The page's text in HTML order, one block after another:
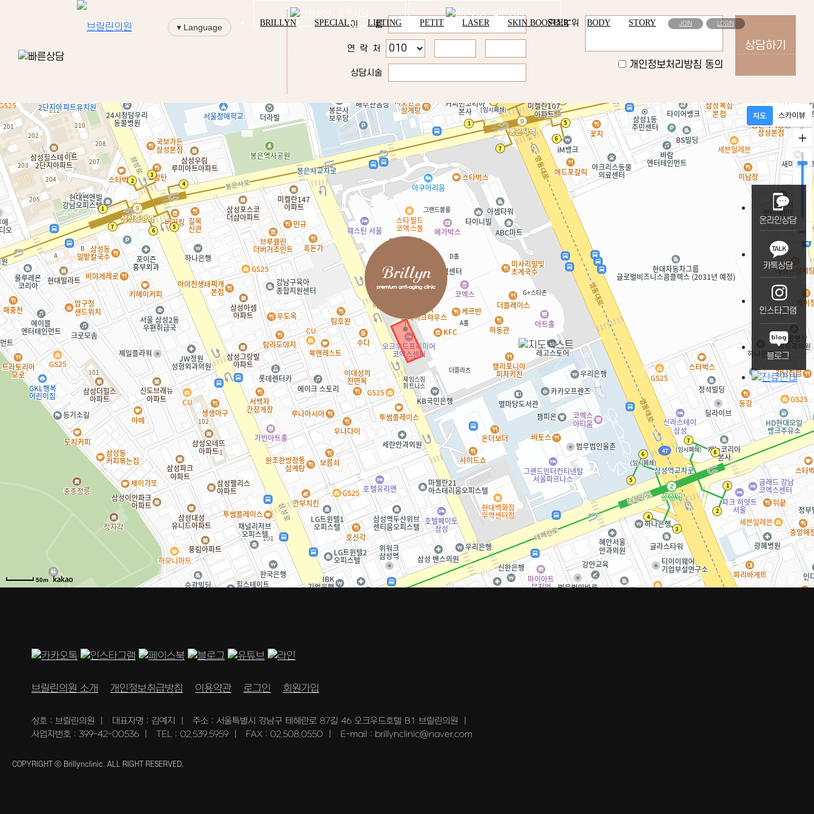
▾ Language BRILLYN SPECIAL LIFTING PETIT LASER SKIN BOOSTER BODY STORY JOIN LOGIN
빠른상담
이 름
연 락 처
상담시술
관심부위
개인정보처리방침 동의
50m
브릴린의원 소개 개인정보취급방침 이용약관 로그인 회원가입
상호 : 브릴린의원 대표자명 : 김예지 주소 : 서울특별시 강남구 테헤란로 87길 46 오크우드호텔 B1 브릴린의원
사업자번호 : 399-42-00536
TEL : 02.539.5959 FAX : 02.508.0550 E-mail : brillynclinic@naver.com
COPYRIGHT ⓒ Brillynclinic. ALL RIGHT RESERVED.